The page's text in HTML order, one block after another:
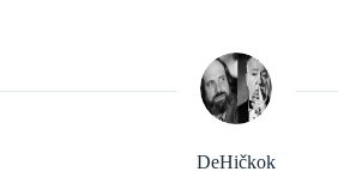
DeHičkok